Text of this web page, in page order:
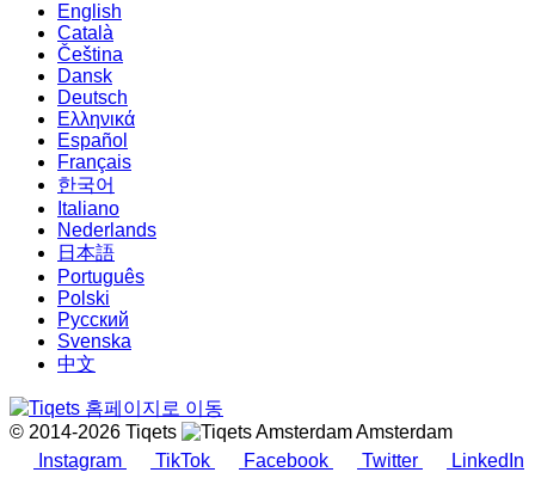
English
Català
Čeština
Dansk
Deutsch
Ελληνικά
Español
Français
한국어
Italiano
Nederlands
日本語
Português
Polski
Русский
Svenska
中文
© 2014-2026 Tiqets
Amsterdam
Instagram
TikTok Facebook Twitter LinkedIn